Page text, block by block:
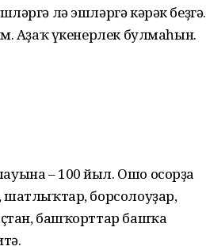
лә эшләр­гә кәрәк беҙгә.
Аҙаҡ үкенерлек булмаһын.
– 100 йыл. Ошо осорҙа
борсолоуҙар,
башҡорттар башҡа